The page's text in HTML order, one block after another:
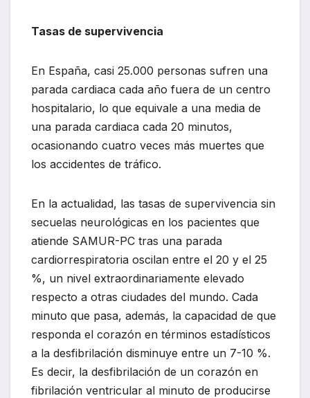
Tasas de supervivencia
En España, casi 25.000 personas sufren una
parada cardiaca cada año fuera de un centro
hospitalario, lo que equivale a una media de
una parada cardiaca cada 20 minutos,
ocasionando cuatro veces más muertes que
los accidentes de tráfico.
En la actualidad, las tasas de supervivencia sin
secuelas neurológicas en los pacientes que
atiende SAMUR-PC tras una parada
cardiorrespiratoria oscilan entre el 20 y el 25
%, un nivel extraordinariamente elevado
respecto a otras ciudades del mundo. Cada
minuto que pasa, además, la capacidad de que
responda el corazón en términos estadísticos
a la desfibrilación disminuye entre un 7-10 %.
Es decir, la desfibrilación de un corazón en
fibrilación ventricular al minuto de producirse